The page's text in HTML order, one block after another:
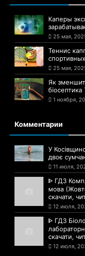
Каперы
25 мая,
Теннис
25 мая,
Як
біосептика
1 ноября,
Комментарии
У
двоє
11 июля,
ᐈ ГДЗ
мова
скачати,
12 июля,
ᐈ ГДЗ
скачати,
12 июля,